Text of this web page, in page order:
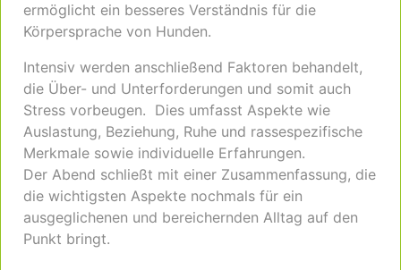
ermöglicht ein besseres Verständnis für die
Körpersprache von Hunden.
Intensiv werden anschließend Faktoren behandelt,
die Über- und Unterforderungen und somit auch
Stress vorbeugen. Dies umfasst Aspekte wie
Auslastung, Beziehung, Ruhe und rassespezifische
Merkmale sowie individuelle Erfahrungen.
Der Abend schließt mit einer Zusammenfassung, die
die wichtigsten Aspekte nochmals für ein
ausgeglichenen und bereichernden Alltag auf den
Punkt bringt.